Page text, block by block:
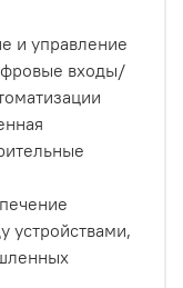
и управление
входы/
устройствами,